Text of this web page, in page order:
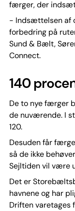
færger, der
- Indsættelsen af
forbedring på
Sund & Bælt,
Connect.
140
De to nye færger
de nuværende. I
120.
Desuden får
så de ikke
Sejltiden vil være
Det er
havnene og har
Driften varetages